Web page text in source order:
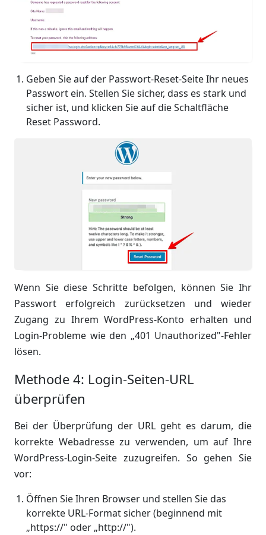
Geben Sie auf der Passwort-Reset-Seite Ihr neues
Passwort ein. Stellen Sie sicher, dass es stark und
sicher ist, und klicken Sie auf die Schaltfläche
Reset Password.
Wenn Sie diese Schritte befolgen, können Sie Ihr
Passwort erfolgreich zurücksetzen und wieder
Zugang zu Ihrem WordPress-Konto erhalten und
Login-Probleme wie den „401 Unauthorized"-Fehler
lösen.
Methode 4: Login-Seiten-URL
überprüfen
Bei der Überprüfung der URL geht es darum, die
korrekte Webadresse zu verwenden, um auf Ihre
WordPress-Login-Seite zuzugreifen. So gehen Sie
vor:
Öffnen Sie Ihren Browser und stellen Sie das
korrekte URL-Format sicher (beginnend mit
„https://" oder „http://").